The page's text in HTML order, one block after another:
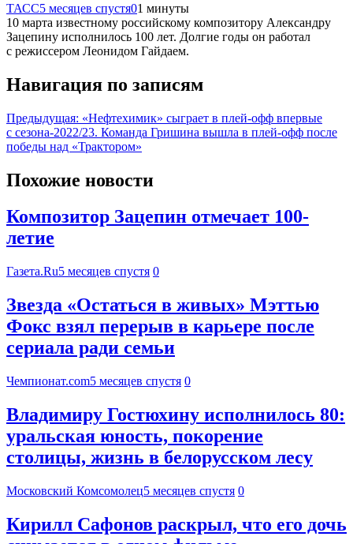
ТАСС5 месяцев спустя01 минуты
10 марта известному российскому композитору Александру
Зацепину исполнилось 100 лет. Долгие годы он работал
с режиссером Леонидом Гайдаем.
Навигация по записям
Предыдущая: «Нефтехимик» сыграет в плей-офф впервые
с сезона-2022/23. Команда Гришина вышла в плей-офф после
победы над «Трактором»
Похожие новости
Композитор Зацепин отмечает 100-
летие
Газета.Ru5 месяцев спустя 0
Звезда «Остаться в живых» Мэттью
Фокс взял перерыв в карьере после
сериала ради семьи
Чемпионат.com5 месяцев спустя 0
Владимиру Гостюхину исполнилось 80:
уральская юность, покорение
столицы, жизнь в белорусском лесу
Московский Комсомолец5 месяцев спустя 0
Кирилл Сафонов раскрыл, что его дочь